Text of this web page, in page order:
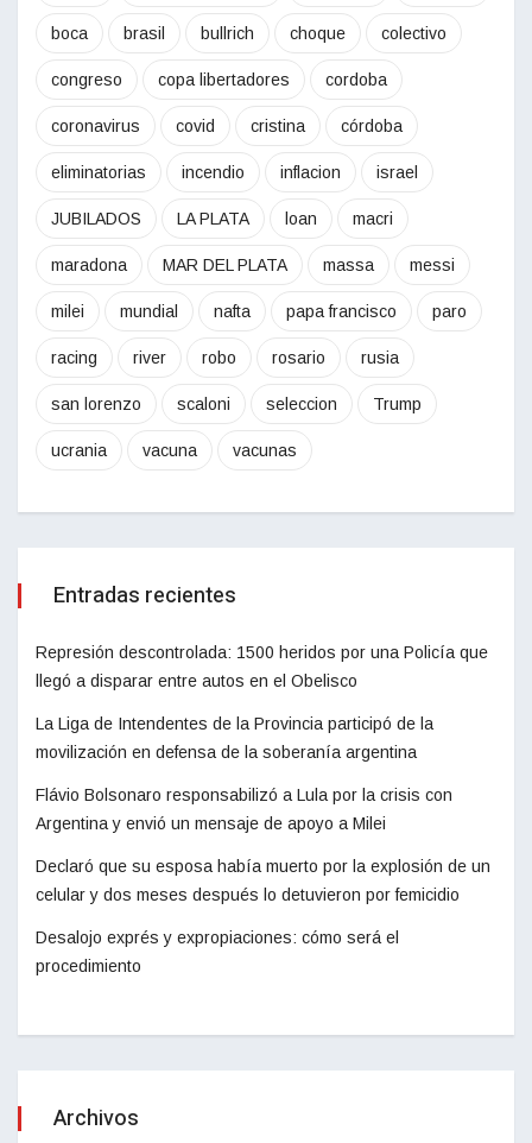
boca brasil bullrich choque colectivo
congreso copa libertadores cordoba
coronavirus covid cristina córdoba
eliminatorias incendio inflacion israel
JUBILADOS LA PLATA loan macri
maradona MAR DEL PLATA massa messi
milei mundial nafta papa francisco paro
racing river robo rosario rusia
san lorenzo scaloni seleccion Trump
ucrania vacuna vacunas
Entradas recientes
Represión descontrolada: 1500 heridos por una Policía que
llegó a disparar entre autos en el Obelisco
La Liga de Intendentes de la Provincia participó de la
movilización en defensa de la soberanía argentina
Flávio Bolsonaro responsabilizó a Lula por la crisis con
Argentina y envió un mensaje de apoyo a Milei
Declaró que su esposa había muerto por la explosión de un
celular y dos meses después lo detuvieron por femicidio
Desalojo exprés y expropiaciones: cómo será el
procedimiento
Archivos